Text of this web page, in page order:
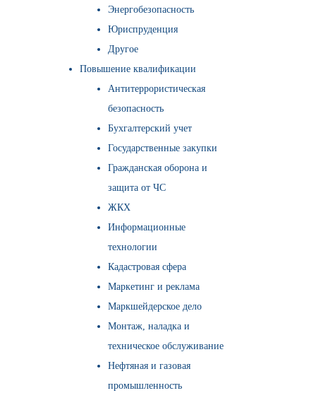
Энергобезопасность
Юриспруденция
Другое
Повышение квалификации
Антитеррористическая
безопасность
Бухгалтерский учет
Государственные закупки
Гражданская оборона и
защита от ЧС
ЖКХ
Информационные
технологии
Кадастровая сфера
Маркетинг и реклама
Маркшейдерское дело
Монтаж, наладка и
техническое обслуживание
Нефтяная и газовая
промышленность